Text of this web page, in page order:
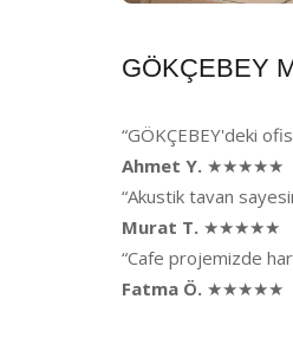
GÖKÇEBEY
“GÖKÇEBEY'deki
Ahmet Y. ★★★★★
“Akustik tavan
Murat T. ★★★★★
“Cafe projemizde
Fatma Ö. ★★★★★